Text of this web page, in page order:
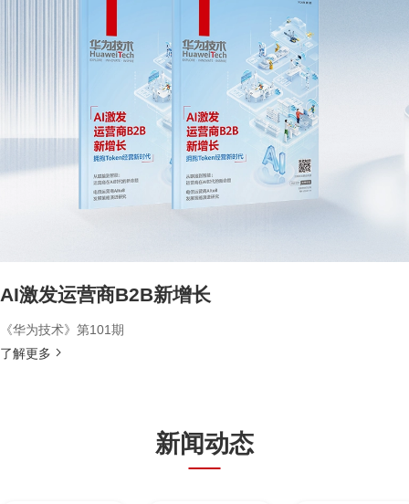
AI激发运营商B2B新增长
《华为技术》第101期
了解更多
新闻动态